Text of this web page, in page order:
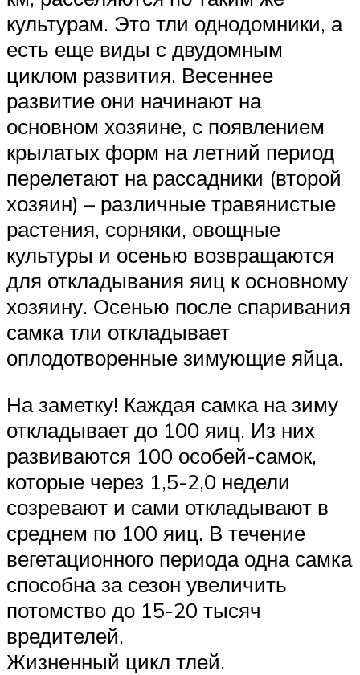
культурам. Это тли однодомники, а
есть еще виды с двудомным
циклом развития. Весеннее
развитие они начинают на
основном хозяине, с появлением
крылатых форм на летний период
перелетают на рассадники (второй
хозяин) – различные травянистые
растения, сорняки, овощные
культуры и осенью возвращаются
для откладывания яиц к основному
хозяину. Осенью после спаривания
самка тли откладывает
оплодотворенные зимующие яйца.
На заметку! Каждая самка на зиму
откладывает до 100 яиц. Из них
развиваются 100 особей-самок,
которые через 1,5-2,0 недели
созревают и сами откладывают в
среднем по 100 яиц. В течение
вегетационного периода одна самка
способна за сезон увеличить
потомство до 15-20 тысяч
вредителей.
Жизненный цикл тлей.